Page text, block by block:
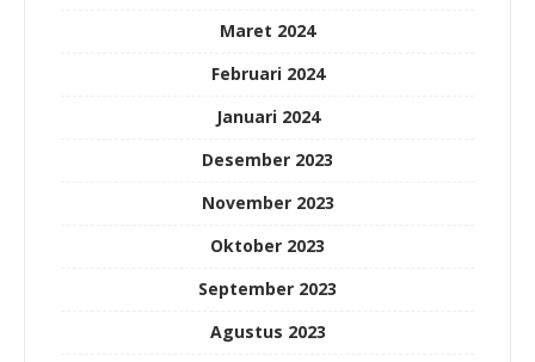
Maret 2024
Februari 2024
Januari 2024
Desember 2023
November 2023
Oktober 2023
September 2023
Agustus 2023